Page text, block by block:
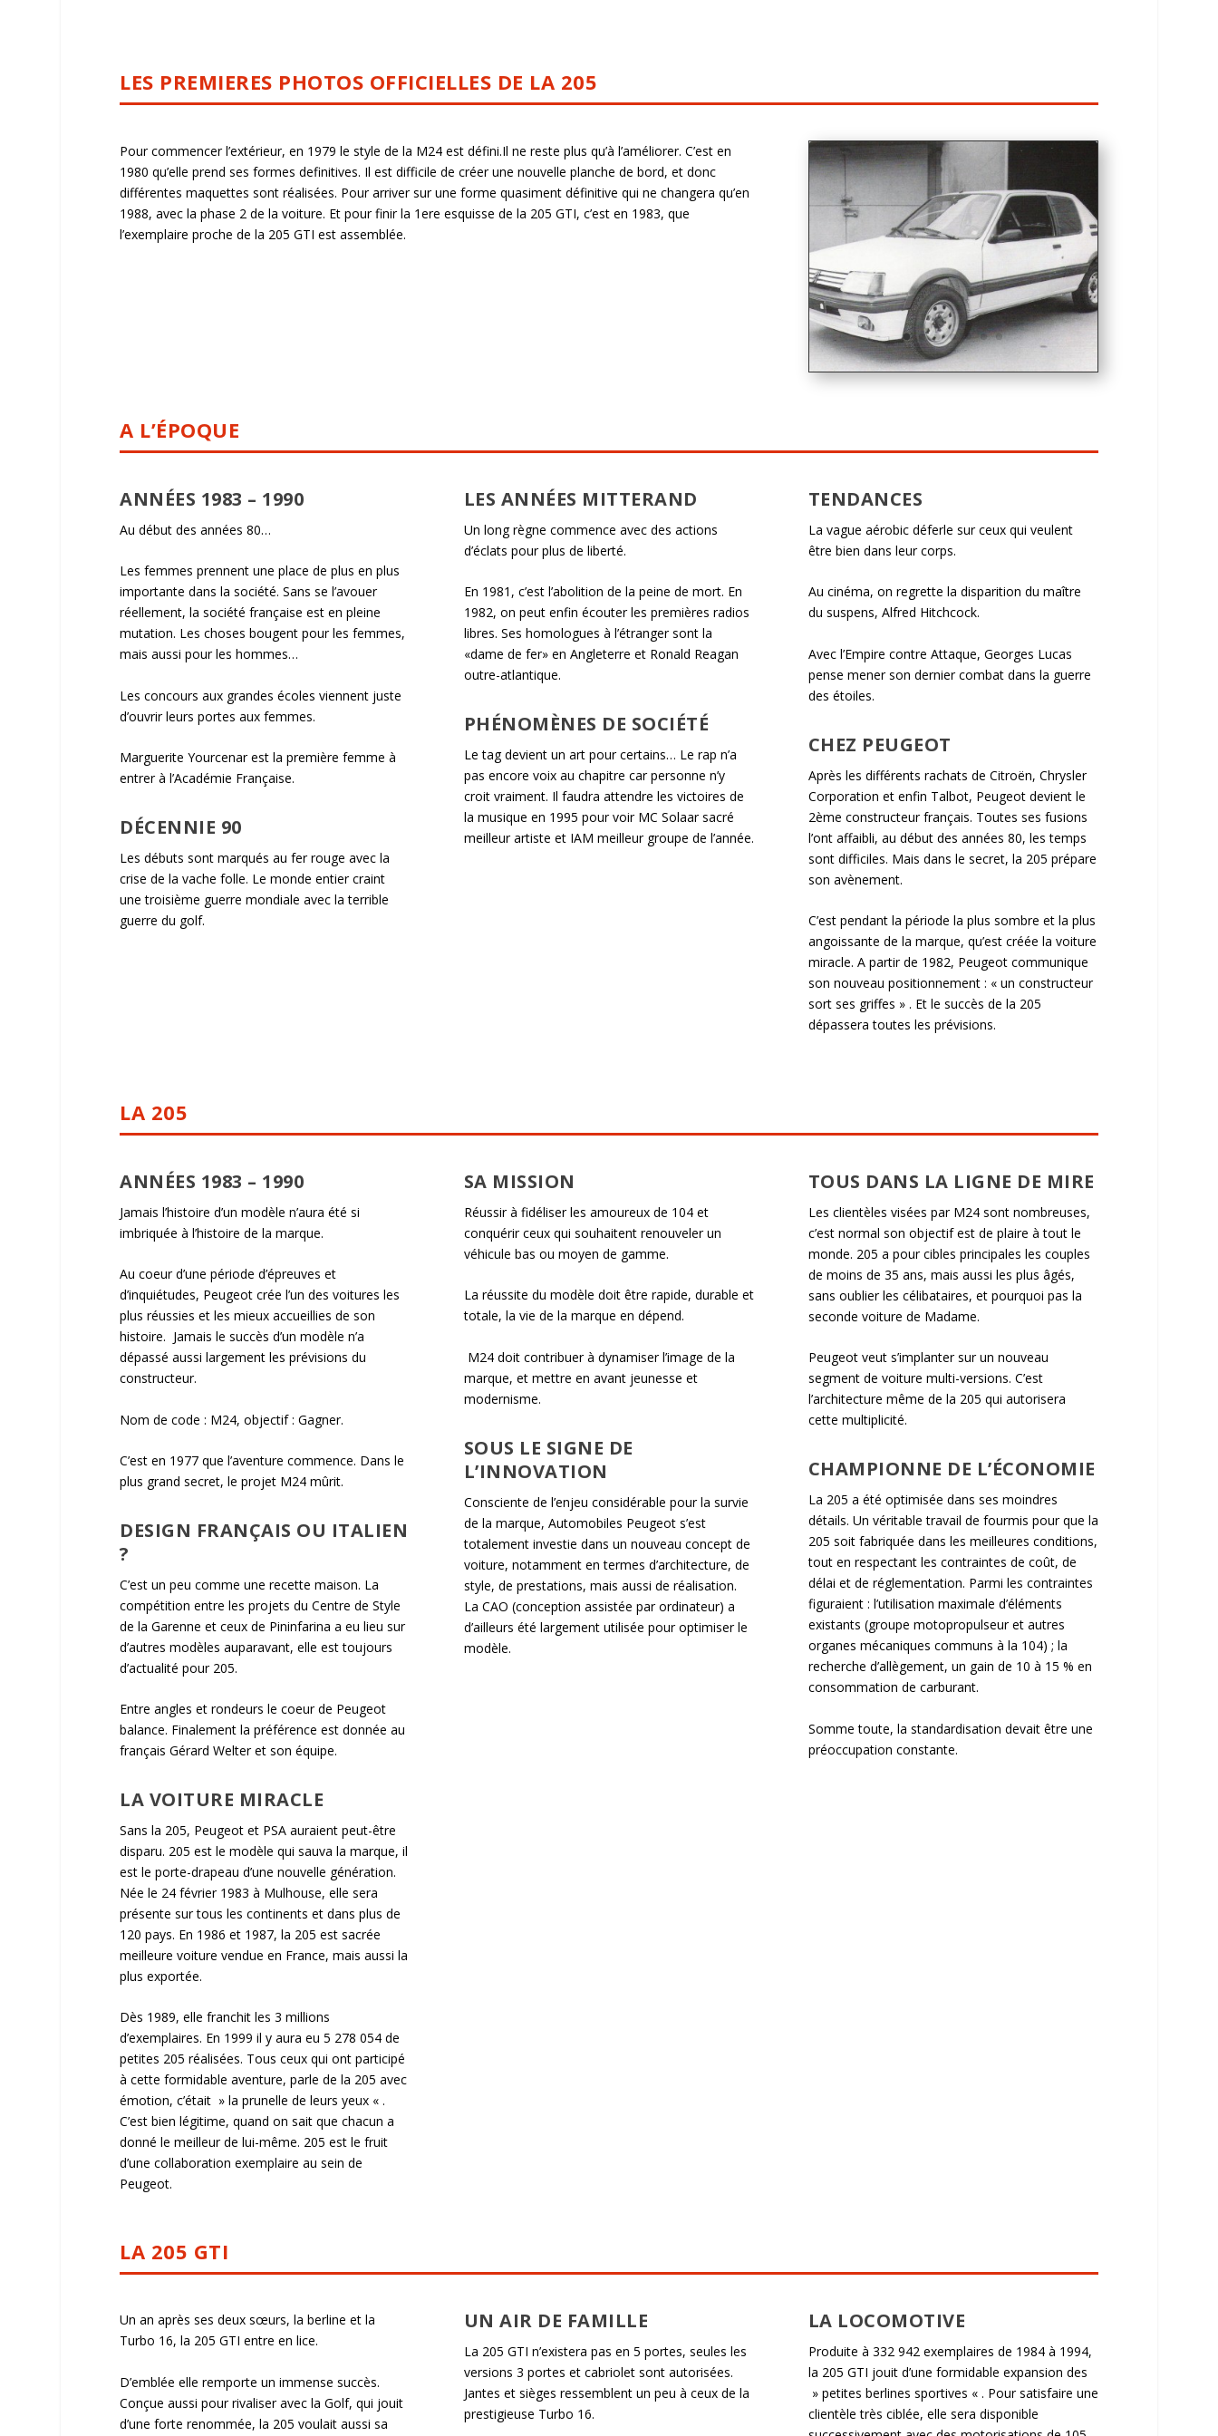
LES PREMIERES PHOTOS OFFICIELLES DE LA 205
Pour commencer l’extérieur, en 1979 le style de la M24 est défini.Il ne reste plus qu’à l’améliorer. C’est en
1980 qu’elle prend ses formes definitives. Il est difficile de créer une nouvelle planche de bord, et donc
différentes maquettes sont réalisées. Pour arriver sur une forme quasiment définitive qui ne changera qu’en
1988, avec la phase 2 de la voiture. Et pour finir la 1ere esquisse de la 205 GTI, c’est en 1983, que
l’exemplaire proche de la 205 GTI est assemblée.
A L’ÉPOQUE
ANNÉES 1983 – 1990
Au début des années 80…
Les femmes prennent une place de plus en plus
importante dans la société. Sans se l’avouer
réellement, la société française est en pleine
mutation. Les choses bougent pour les femmes,
mais aussi pour les hommes…
Les concours aux grandes écoles viennent juste
d’ouvrir leurs portes aux femmes.
Marguerite Yourcenar est la première femme à
entrer à l’Académie Française.
DÉCENNIE 90
Les débuts sont marqués au fer rouge avec la
crise de la vache folle. Le monde entier craint
une troisième guerre mondiale avec la terrible
guerre du golf.
LES ANNÉES MITTERAND
Un long règne commence avec des actions
d’éclats pour plus de liberté.
En 1981, c’est l’abolition de la peine de mort. En
1982, on peut enfin écouter les premières radios
libres. Ses homologues à l’étranger sont la
«dame de fer» en Angleterre et Ronald Reagan
outre-atlantique.
PHÉNOMÈNES DE SOCIÉTÉ
Le tag devient un art pour certains… Le rap n’a
pas encore voix au chapitre car personne n’y
croit vraiment. Il faudra attendre les victoires de
la musique en 1995 pour voir MC Solaar sacré
meilleur artiste et IAM meilleur groupe de l’année.
TENDANCES
La vague aérobic déferle sur ceux qui veulent
être bien dans leur corps.
Au cinéma, on regrette la disparition du maître
du suspens, Alfred Hitchcock.
Avec l’Empire contre Attaque, Georges Lucas
pense mener son dernier combat dans la guerre
des étoiles.
CHEZ PEUGEOT
Après les différents rachats de Citroën, Chrysler
Corporation et enfin Talbot, Peugeot devient le
2ème constructeur français. Toutes ses fusions
l’ont affaibli, au début des années 80, les temps
sont difficiles. Mais dans le secret, la 205 prépare
son avènement.
C’est pendant la période la plus sombre et la plus
angoissante de la marque, qu’est créée la voiture
miracle. A partir de 1982, Peugeot communique
son nouveau positionnement : « un constructeur
sort ses griffes » . Et le succès de la 205
dépassera toutes les prévisions.
LA 205
ANNÉES 1983 – 1990
Jamais l’histoire d’un modèle n’aura été si
imbriquée à l’histoire de la marque.
Au coeur d’une période d’épreuves et
d’inquiétudes, Peugeot crée l’un des voitures les
plus réussies et les mieux accueillies de son
histoire. Jamais le succès d’un modèle n’a
dépassé aussi largement les prévisions du
constructeur.
Nom de code : M24, objectif : Gagner.
C’est en 1977 que l’aventure commence. Dans le
plus grand secret, le projet M24 mûrit.
DESIGN FRANÇAIS OU ITALIEN
?
C’est un peu comme une recette maison. La
compétition entre les projets du Centre de Style
de la Garenne et ceux de Pininfarina a eu lieu sur
d’autres modèles auparavant, elle est toujours
d’actualité pour 205.
Entre angles et rondeurs le coeur de Peugeot
balance. Finalement la préférence est donnée au
français Gérard Welter et son équipe.
LA VOITURE MIRACLE
Sans la 205, Peugeot et PSA auraient peut-être
disparu. 205 est le modèle qui sauva la marque, il
est le porte-drapeau d’une nouvelle génération.
Née le 24 février 1983 à Mulhouse, elle sera
présente sur tous les continents et dans plus de
120 pays. En 1986 et 1987, la 205 est sacrée
meilleure voiture vendue en France, mais aussi la
plus exportée.
Dès 1989, elle franchit les 3 millions
d’exemplaires. En 1999 il y aura eu 5 278 054 de
petites 205 réalisées. Tous ceux qui ont participé
à cette formidable aventure, parle de la 205 avec
émotion, c’était » la prunelle de leurs yeux « .
C’est bien légitime, quand on sait que chacun a
donné le meilleur de lui-même. 205 est le fruit
d’une collaboration exemplaire au sein de
Peugeot.
SA MISSION
Réussir à fidéliser les amoureux de 104 et
conquérir ceux qui souhaitent renouveler un
véhicule bas ou moyen de gamme.
La réussite du modèle doit être rapide, durable et
totale, la vie de la marque en dépend.
M24 doit contribuer à dynamiser l’image de la
marque, et mettre en avant jeunesse et
modernisme.
SOUS LE SIGNE DE
L’INNOVATION
Consciente de l’enjeu considérable pour la survie
de la marque, Automobiles Peugeot s’est
totalement investie dans un nouveau concept de
voiture, notamment en termes d’architecture, de
style, de prestations, mais aussi de réalisation.
La CAO (conception assistée par ordinateur) a
d’ailleurs été largement utilisée pour optimiser le
modèle.
TOUS DANS LA LIGNE DE MIRE
Les clientèles visées par M24 sont nombreuses,
c’est normal son objectif est de plaire à tout le
monde. 205 a pour cibles principales les couples
de moins de 35 ans, mais aussi les plus âgés,
sans oublier les célibataires, et pourquoi pas la
seconde voiture de Madame.
Peugeot veut s’implanter sur un nouveau
segment de voiture multi-versions. C’est
l’architecture même de la 205 qui autorisera
cette multiplicité.
CHAMPIONNE DE L’ÉCONOMIE
La 205 a été optimisée dans ses moindres
détails. Un véritable travail de fourmis pour que la
205 soit fabriquée dans les meilleures conditions,
tout en respectant les contraintes de coût, de
délai et de réglementation. Parmi les contraintes
figuraient : l’utilisation maximale d’éléments
existants (groupe motopropulseur et autres
organes mécaniques communs à la 104) ; la
recherche d’allègement, un gain de 10 à 15 % en
consommation de carburant.
Somme toute, la standardisation devait être une
préoccupation constante.
LA 205 GTI
Un an après ses deux sœurs, la berline et la
Turbo 16, la 205 GTI entre en lice.
D’emblée elle remporte un immense succès.
Conçue aussi pour rivaliser avec la Golf, qui jouit
d’une forte renommée, la 205 voulait aussi sa
UN AIR DE FAMILLE
La 205 GTI n’existera pas en 5 portes, seules les
versions 3 portes et cabriolet sont autorisées.
Jantes et sièges ressemblent un peu à ceux de la
prestigieuse Turbo 16.
LA LOCOMOTIVE
Produite à 332 942 exemplaires de 1984 à 1994,
la 205 GTI jouit d’une formidable expansion des
» petites berlines sportives « . Pour satisfaire une
clientèle très ciblée, elle sera disponible